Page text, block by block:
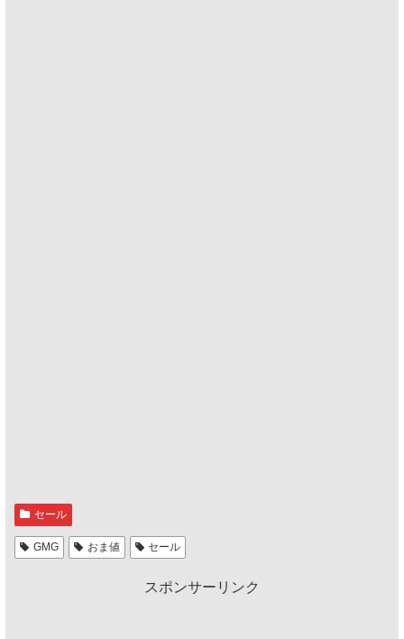
セール
GMG おま値 セール
スポンサーリンク